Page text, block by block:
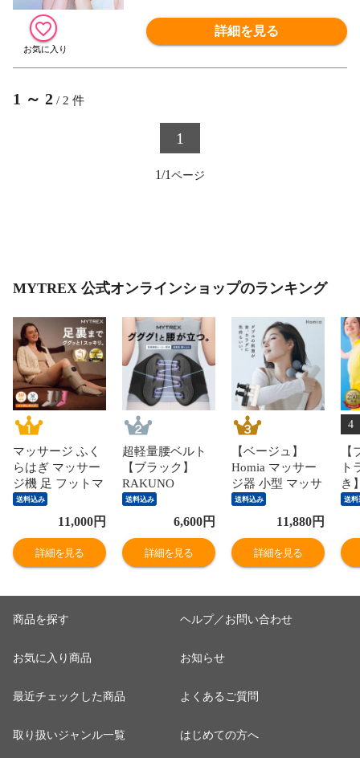
詳細を見る
1 ～ 2 / 2 件
1
1/1
MYTREX 公式オンラインショップのランキング
マッサージ ふく
らはぎ マッサー
ジ機 足 フットマ
ッサージャー 温
熱ふくらはぎケ
ア 【ブラウン】
MYTREX
RAKUNO FIT
イトレックス 足
足裏 足先 つま先
足首 ふくらはぎ
圧 温熱 Type-C充
ギフト
送料込み
11,000円
詳細を見る
超軽量腰ベルト
【ブラック】
RAKUNO
LUMBAR【公
式】マイトレッ
クス ラクーノ ラ
ンバー 腰用ベル
トコルセット 骨
腰サポーター 骨
正 姿勢改善 腰
タイルアップ 骨
軽量 姿勢サポー
送料込み
6,600円
詳細を見る
【ベージュ】
Homia マッサー
ジ器 小型 マッサ
ージガン 送料無
料 軽量 女性 男
性 ダブルソード
肩 首 背中 腰 腕
足 全身 ハンディ
家電 小型 解消グ
ッズ 健康 実用的
プレゼント 贈り
送料込み
11,880円
詳細を見る
4
ト
き
イ
ン
振
送料
商品を探す
お気に入り商品
最近チェックした商品
取り扱いジャンル一覧
ヘルプ／お問い合わせ
お知らせ
よくあるご質問
はじめての方へ